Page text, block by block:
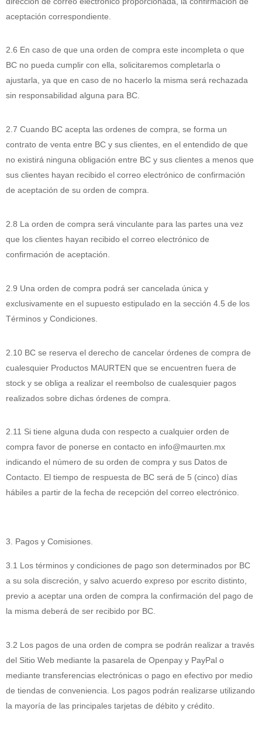
aceptación correspondiente.
2.6 En caso de que una orden de compra este incompleta o que
BC no pueda cumplir con ella, solicitaremos completarla o
ajustarla, ya que en caso de no hacerlo la misma será rechazada
sin responsabilidad alguna para BC.
2.7 Cuando BC acepta las ordenes de compra, se forma un
contrato de venta entre BC y sus clientes, en el entendido de que
no existirá ninguna obligación entre BC y sus clientes a menos que
sus clientes hayan recibido el correo electrónico de confirmación
de aceptación de su orden de compra.
2.8 La orden de compra será vinculante para las partes una vez
que los clientes hayan recibido el correo electrónico de
confirmación de aceptación.
2.9 Una orden de compra podrá ser cancelada única y
exclusivamente en el supuesto estipulado en la sección 4.5 de los
Términos y Condiciones.
2.10 BC se reserva el derecho de cancelar órdenes de compra de
cualesquier Productos MAURTEN que se encuentren fuera de
stock y se obliga a realizar el reembolso de cualesquier pagos
realizados sobre dichas órdenes de compra.
2.11 Si tiene alguna duda con respecto a cualquier orden de
compra favor de ponerse en contacto en info@maurten.mx
indicando el número de su orden de compra y sus Datos de
Contacto. El tiempo de respuesta de BC será de 5 (cinco) días
hábiles a partir de la fecha de recepción del correo electrónico.
3. Pagos y Comisiones.
3.1 Los términos y condiciones de pago son determinados por BC
a su sola discreción, y salvo acuerdo expreso por escrito distinto,
previo a aceptar una orden de compra la confirmación del pago de
la misma deberá de ser recibido por BC.
3.2 Los pagos de una orden de compra se podrán realizar a través
del Sitio Web mediante la pasarela de Openpay y PayPal o
mediante transferencias electrónicas o pago en efectivo por medio
de tiendas de conveniencia. Los pagos podrán realizarse utilizando
la mayoría de las principales tarjetas de débito y crédito.